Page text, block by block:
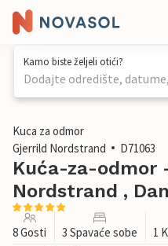
Kamo biste željeli otići?
Dodajte odredište,
1 / 33
Kuca za odmor
Gjerrild Nordstrand
D71063
Kuća-za-odmor
Nordstrand ,
8 Gosti 3 Spavaće sobe 1